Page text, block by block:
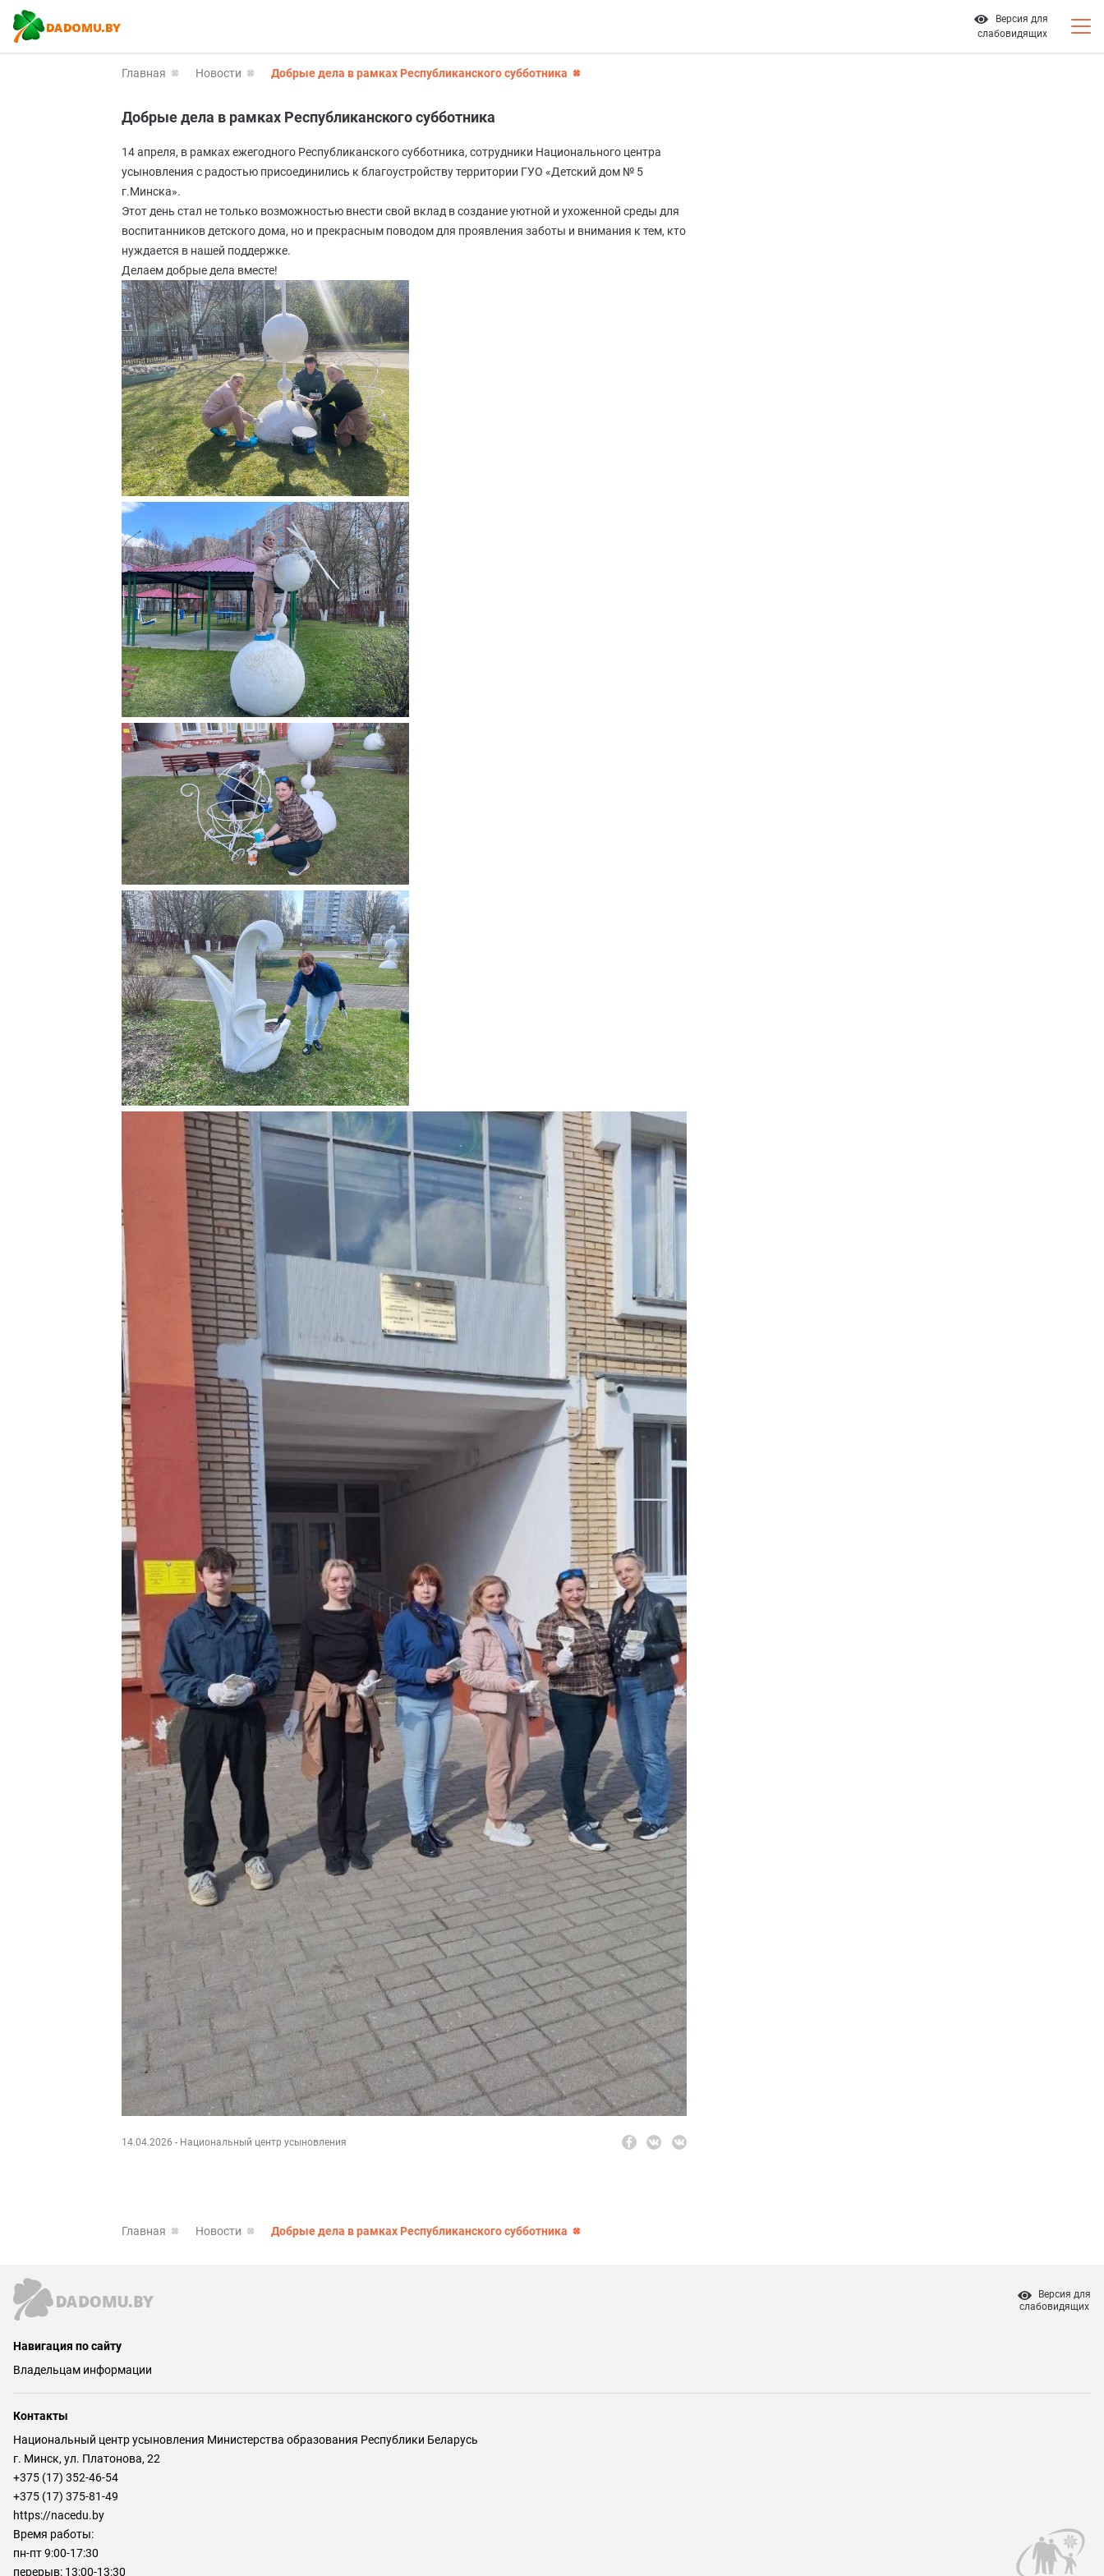
Версия для
слабовидящих
Главная Новости Добрые дела в рамках Республиканского субботника
Добрые дела в рамках Республиканского субботника
14 апреля, в рамках ежегодного Республиканского субботника, сотрудники Национального центра
усыновления с радостью присоединились к благоустройству территории ГУО «Детский дом № 5
г.Минска».
Этот день стал не только возможностью внести свой вклад в создание уютной и ухоженной среды для
воспитанников детского дома, но и прекрасным поводом для проявления заботы и внимания к тем, кто
нуждается в нашей поддержке.
Делаем добрые дела вместе!
14.04.2026 - Национальный центр усыновления
Главная Новости Добрые дела в рамках Республиканского субботника
Версия для
слабовидящих
Навигация по сайту
Владельцам информации
Контакты
Национальный центр усыновления Министерства образования Республики Беларусь
г. Минск, ул. Платонова, 22
+375 (17) 352-46-54
+375 (17) 375-81-49
https://nacedu.by
Время работы:
пн-пт 9:00-17:30
перерыв: 13:00-13:30